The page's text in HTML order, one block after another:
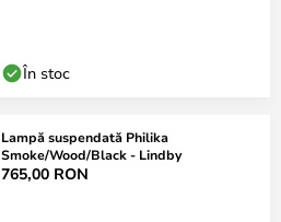
În stoc
Lampă suspendată Philika
Smoke/Wood/Black - Lindby
765,00 RON